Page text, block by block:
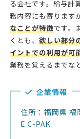
る会社です。給与計
務内容にも寄ります
なことが特徴です。
くとも、 欲しい部分
イントでの利用が可
業務を覚えるまでな
企業情報
住所：福岡県
E C-PAK